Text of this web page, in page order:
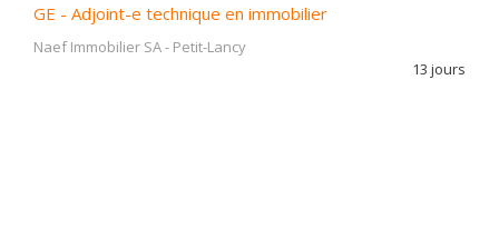
GE - Adjoint-e technique en immobilier
Naef Immobilier SA- Petit-Lancy
13 jours